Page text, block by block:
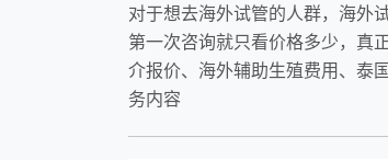
对于想去海外试管的人群，海外
第一次咨询就只看价格多少，真
介报价、海外辅助生殖费用、泰
务内容